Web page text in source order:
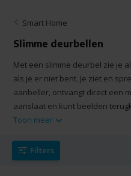
Smart Home
Slimme deurbellen
Met een slimme deurbel zie je
als je er niet bent. Je ziet en
aanbeller, ontvangt direct een
aanslaat en kunt beelden
Toon meer
Filters